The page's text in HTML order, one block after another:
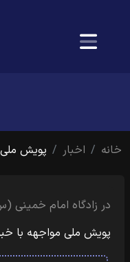
خانه
اخبار پویش
در زادگاه امام خمینی
پویش ملی مواجهه با